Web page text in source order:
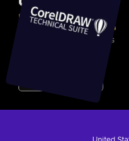
United